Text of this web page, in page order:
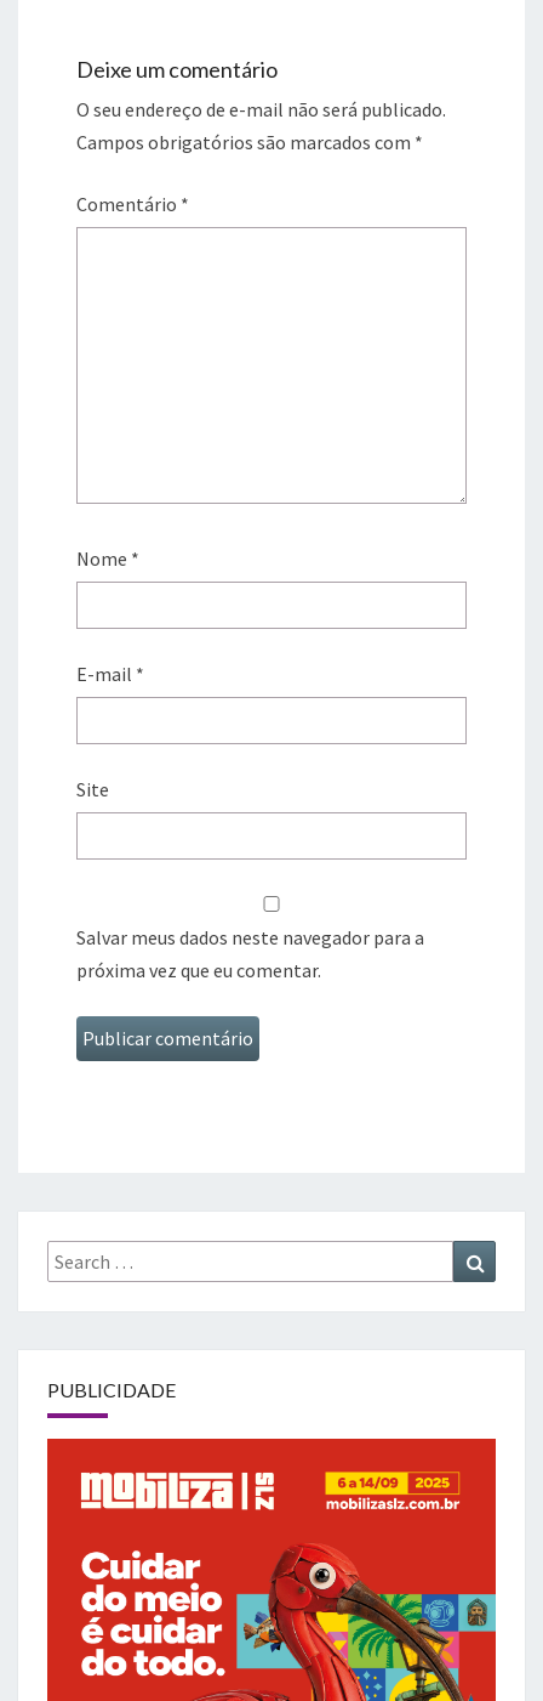
Deixe um comentário
O seu endereço de e-mail não será publicado.
Campos obrigatórios são marcados com *
Comentário *
Nome *
E-mail *
Site
Salvar meus dados neste navegador para a
próxima vez que eu comentar.
Search
for:
PUBLICIDADE